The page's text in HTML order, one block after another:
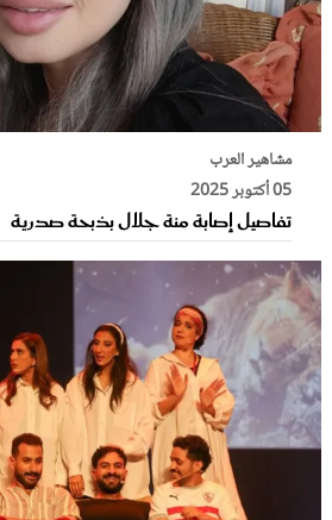
مشاهير العرب
05 أكتوبر 2025
تفاصيل إصابة منة جلال بذبحة صدرية